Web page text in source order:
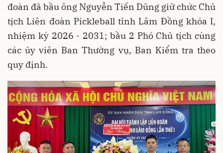
đoàn đã bầu ông Nguyễn Tiến Dũng giữ chức Chủ
tịch Liên đoàn Pickleball tỉnh Lâm Đồng khóa I,
nhiệm kỳ 2026 - 2031; bầu 2 Phó Chủ tịch cùng
các ủy viên Ban Thường vụ, Ban Kiểm tra theo
quy định.